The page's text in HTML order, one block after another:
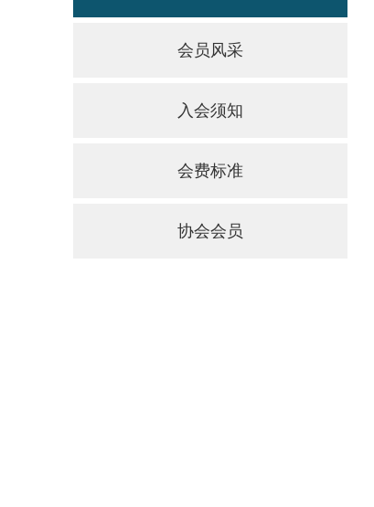
会员风采
入会须知
会费标准
协会会员